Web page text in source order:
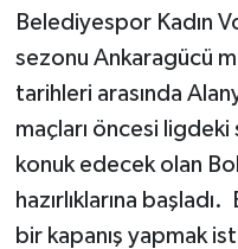
Belediyespor Kadın
sezonu Ankaragücü
tarihleri arasında
maçları öncesi ligdeki
konuk edecek olan
hazırlıklarına
bir kapanış yapmak